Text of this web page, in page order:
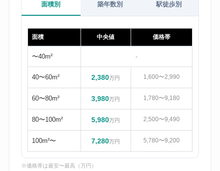
面積別 築年数別 駅徒歩別
面積 中央値 価格帯
〜40m² -
40〜60m² 2,380万円 1,600〜2,990
60〜80m² 3,980万円 1,780〜9,180
80〜100m² 5,980万円 2,500〜9,490
100m²〜 7,280万円 5,780〜9,200
※価格帯は最安〜最高（万円）